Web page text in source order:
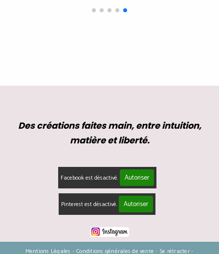
Des créations faites main, entre intuition,
matière et liberté.
Facebook est désactivé. Autoriser
Pinterest est désactivé. Autoriser
Mentions Légales Conditions générales de vente Se rétracter